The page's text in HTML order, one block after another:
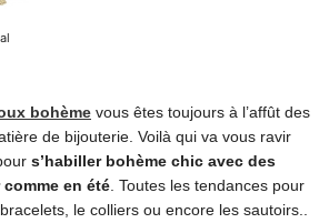
bohème vous êtes toujours à l’affût des
de bijouterie. Voilà qui va vous ravir
s’habiller bohème chic avec des
en été. Toutes les tendances pour
le colliers ou encore les sautoirs..